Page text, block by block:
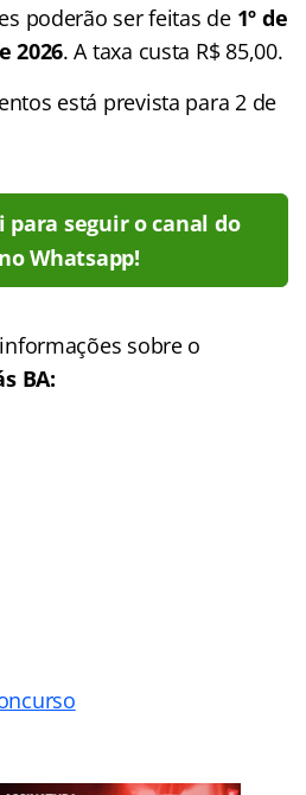
poderão ser feitas de 1º de
2026. A taxa custa R$ 85,00.
está prevista para 2 de
para seguir o canal do
Whatsapp!
sobre o
BA: